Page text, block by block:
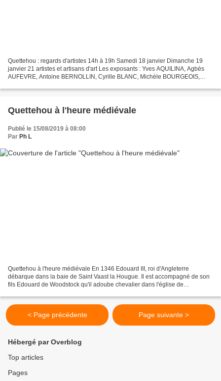
Quettehou : regards d'artistes 14h à 19h Samedi 18 janvier Dimanche 19
janvier 21 artistes et artisans d'art Les exposants : Yves AQUILINA, Agbès
AUFEVRE, Antoine BERNOLLIN, Cyrille BLANC, Michèle BOURGEOIS,
Quettehou à l'heure médiévale
Publié le 15/08/2019 à 08:00
Par Ph L
Quettehou à l'heure médiévale En 1346 Edouard III, roi d'Angleterre
débarque dans la baie de Saint Vaast la Hougue. Il est accompagné de son
fils Edouard de Woodstock qu'il adoube chevalier dans l'église de
< Page précédente Page suivante >
Hébergé par Overblog
Top articles
Pages